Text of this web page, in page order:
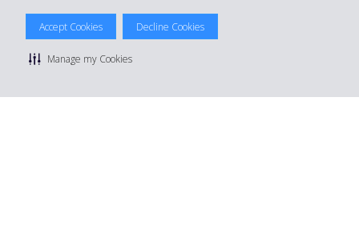
Accept Cookies Decline Cookies
Manage my Cookies
© 2026 The Hertz System, Inc.
Politique de confidentialité
Conditions de location |